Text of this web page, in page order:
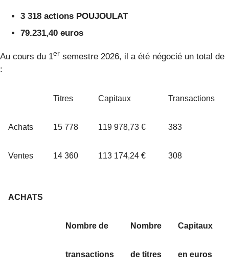
3 318 actions POUJOULAT
79.231,40 euros
Au cours du 1er semestre 2026, il a été négocié un total de
:
Titres Capitaux Transactions
Achats 15 778 119 978,73 € 383
Ventes 14 360 113 174,24 € 308
ACHATS
Nombre de
transactions
Nombre
de titres
Capitaux
en euros